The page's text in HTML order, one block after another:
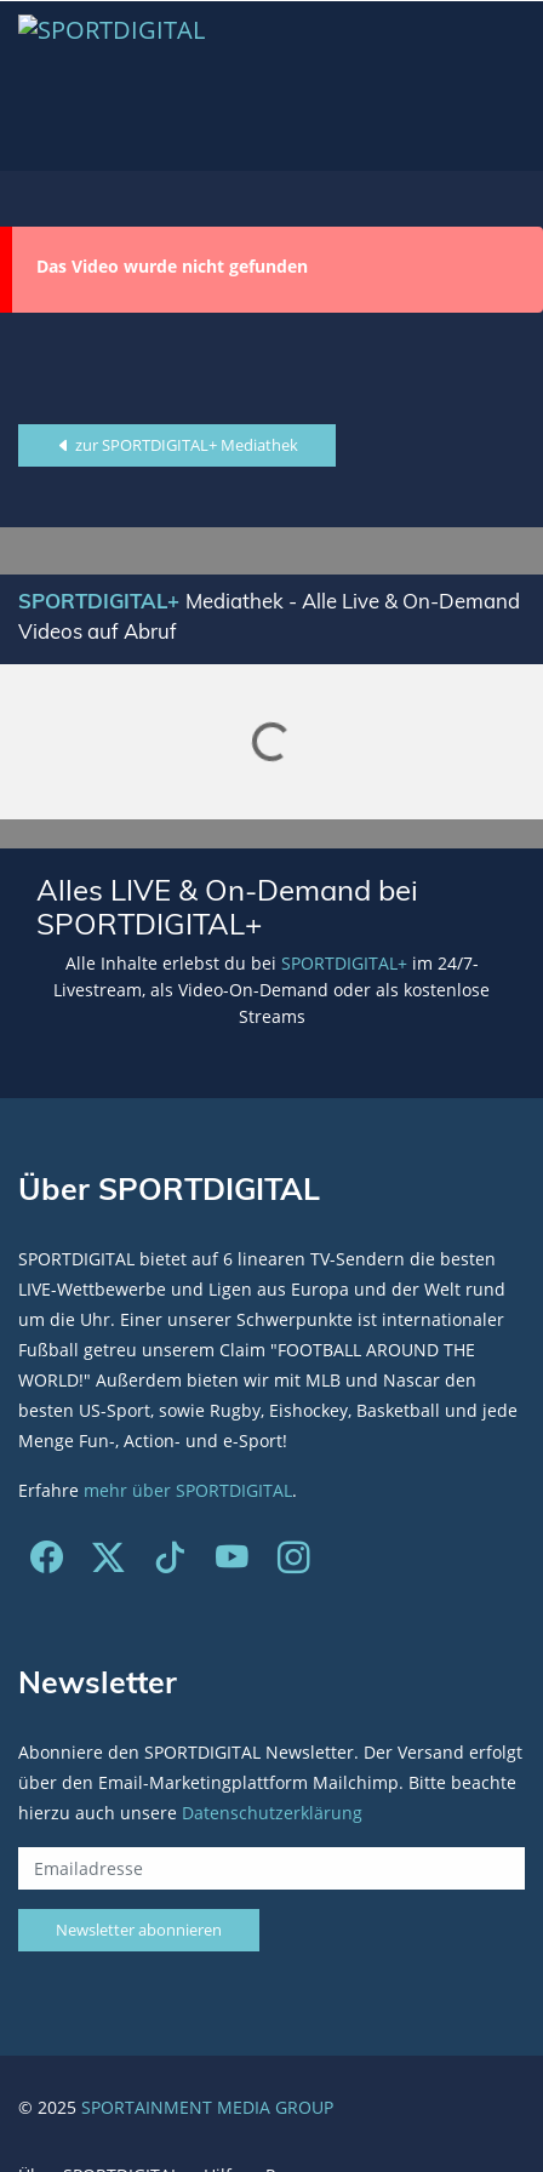
Das Video wurde nicht gefunden
zur SPORTDIGITAL+ Mediathek
SPORTDIGITAL+ Mediathek - Alle Live & On-Demand
Videos auf Abruf
Lade SPORTDIGITAL+ Mediathek
Alles LIVE & On-Demand bei
SPORTDIGITAL+
Alle Inhalte erlebst du bei SPORTDIGITAL+im 24/7-
Livestream, als Video-On-Demand oder als kostenlose
Streams
Über SPORTDIGITAL
SPORTDIGITAL bietet auf 6 linearen TV-Sendern die besten
LIVE-Wettbewerbe und Ligen aus Europa und der Welt rund
um die Uhr. Einer unserer Schwerpunkte ist internationaler
Fußball getreu unserem Claim "FOOTBALL AROUND THE
WORLD!" Außerdem bieten wir mit MLB und Nascar den
besten US-Sport, sowie Rugby, Eishockey, Basketball und jede
Menge Fun-, Action- und e-Sport!
Erfahre mehr über SPORTDIGITAL.
Newsletter
Abonniere den SPORTDIGITAL Newsletter. Der Versand erfolgt
über den Email-Marketingplattform Mailchimp. Bitte beachte
hierzu auch unsere Datenschutzerklärung
© 2025 SPORTAINMENT MEDIA GROUP